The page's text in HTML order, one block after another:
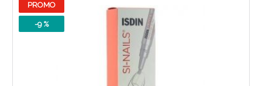
PROMO
-9 %